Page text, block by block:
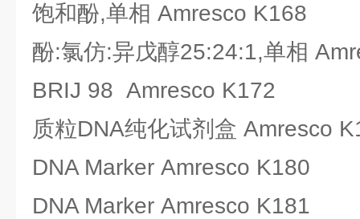
饱和酚,单相 Amresco K168
酚:氯仿:异戊醇25:24:1,单相
BRIJ 98 Amresco K172
质粒DNA纯化试剂盒 Amresco
DNA Marker Amresco K180
DNA Marker Amresco K181